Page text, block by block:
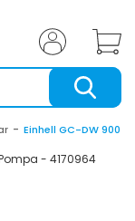
Einhell GC-DW 900